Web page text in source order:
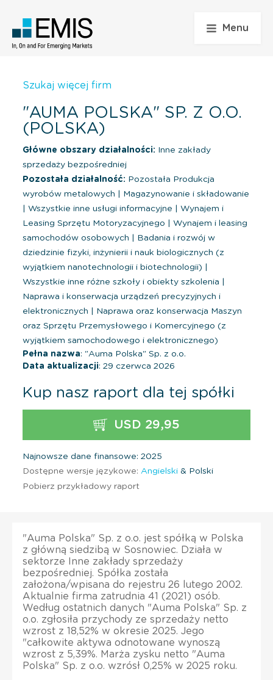
Menu
Szukaj więcej firm
"AUMA POLSKA" SP. Z O.O.
(POLSKA)
Główne obszary działalności: Inne zakłady
sprzedaży bezpośredniej
Pozostała działalność: Pozostała Produkcja
wyrobów metalowych
Magazynowanie i składowanie
Wszystkie inne usługi informacyjne
Wynajem i
Leasing Sprzętu Motoryzacyjnego
Wynajem i leasing
samochodów osobowych
Badania i rozwój w
dziedzinie fizyki, inżynierii i nauk biologicznych (z
wyjątkiem nanotechnologii i biotechnologii)
Wszystkie inne różne szkoły i obiekty szkolenia
Naprawa i konserwacja urządzeń precyzyjnych i
elektronicznych
Naprawa oraz konserwacja Maszyn
oraz Sprzętu Przemysłowego i Komercyjnego (z
wyjątkiem samochodowego i elektronicznego)
Pełna nazwa: "Auma Polska" Sp. z o.o.
Data aktualizacji: 29 czerwca 2026
Kup nasz raport dla tej spółki
USD 29,95
Najnowsze dane finansowe: 2025
Dostępne wersje językowe: Angielski & Polski
Pobierz przykładowy raport
"Auma Polska" Sp. z o.o. jest spółką w Polska
z główną siedzibą w Sosnowiec. Działa w
sektorze Inne zakłady sprzedaży
bezpośredniej. Spółka została
założona/wpisana do rejestru 26 lutego 2002.
Aktualnie firma zatrudnia 41 (2021) osób.
Według ostatnich danych "Auma Polska" Sp. z
o.o. zgłosiła przychody ze sprzedaży netto
wzrost z 18,52% w okresie 2025. Jego
"całkowite aktywa odnotowane wynoszą
wzrost z 5,39%. Marża zysku netto "Auma
Polska" Sp. z o.o. wzrósł 0,25% w 2025 roku.